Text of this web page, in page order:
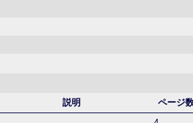
説明
ページ